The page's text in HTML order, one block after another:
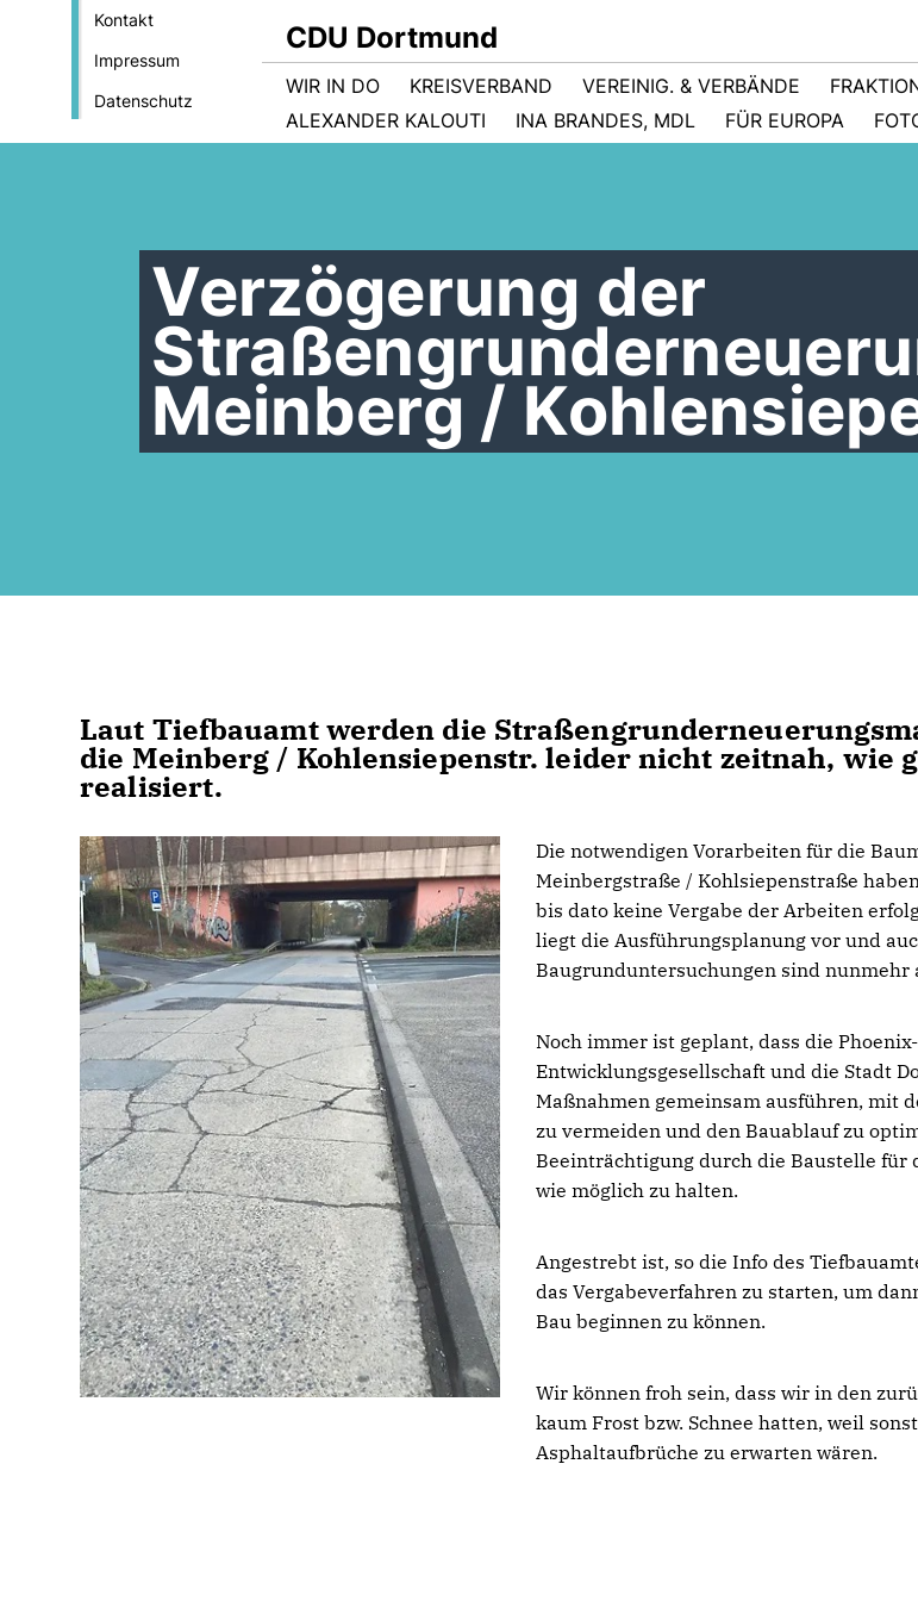
Kontakt
Impressum
Datenschutz
CDU Dortmund
WIR IN DO KREISVERBAND VEREINIG. & VERBÄNDE
ALEXANDER KALOUTI
INA BRANDES, MDL FÜR EUROPA
Verzögerung der
Meinberg /
Laut Tiefbauamt werden die
die Meinberg / Kohlensiepenstr. leider nicht zeitnah, wie
realisiert.
Die notwendigen Vorarbeiten für die
Meinbergstraße / Kohlsiepenstraße
bis dato keine Vergabe der Arbeiten
liegt die Ausführungsplanung vor und
Baugrunduntersuchungen sind nunmehr
Noch immer ist geplant, dass die Phoenix-
Entwicklungsgesellschaft und die Stadt
Maßnahmen gemeinsam ausführen, mit
zu vermeiden und den Bauablauf zu
Beeinträchtigung durch die Baustelle für
wie möglich zu halten.
Angestrebt ist, so die Info des
das Vergabeverfahren zu starten, um
Bau beginnen zu können.
Wir können froh sein, dass wir in den
kaum Frost bzw. Schnee hatten, weil
Asphaltaufbrüche zu erwarten wären.